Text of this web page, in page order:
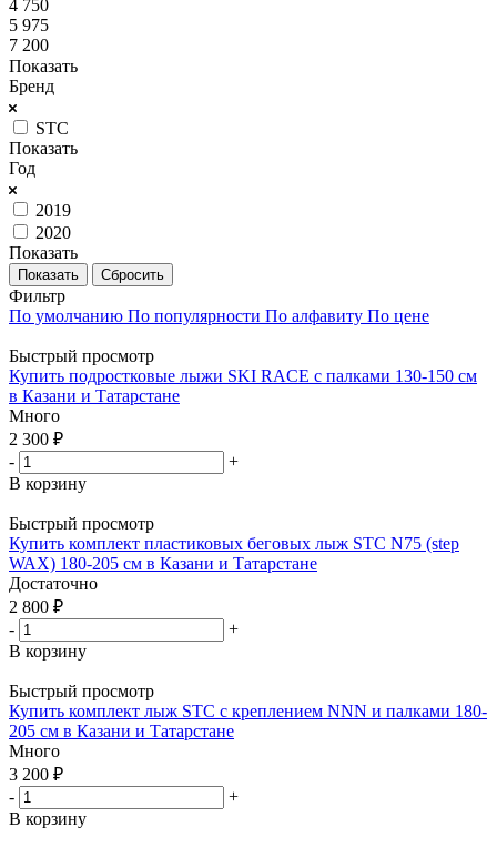
4 750
5 975
7 200
Показать
Бренд
STC
Показать
Год
2019
2020
Показать
Сбросить
Фильтр
По умолчанию По популярности По алфавиту По цене
Быстрый просмотр
Купить подростковые лыжи SKI RACE с палками 130-150 см
в Казани и Татарстане
Много
2 300 ₽
-
+
В корзину
Быстрый просмотр
Купить комплект пластиковых беговых лыж STC N75 (step
WAX) 180-205 см в Казани и Татарстане
Достаточно
2 800 ₽
-
+
В корзину
Быстрый просмотр
Купить комплект лыж STC с креплением NNN и палками 180-
205 см в Казани и Татарстане
Много
3 200 ₽
-
+
В корзину